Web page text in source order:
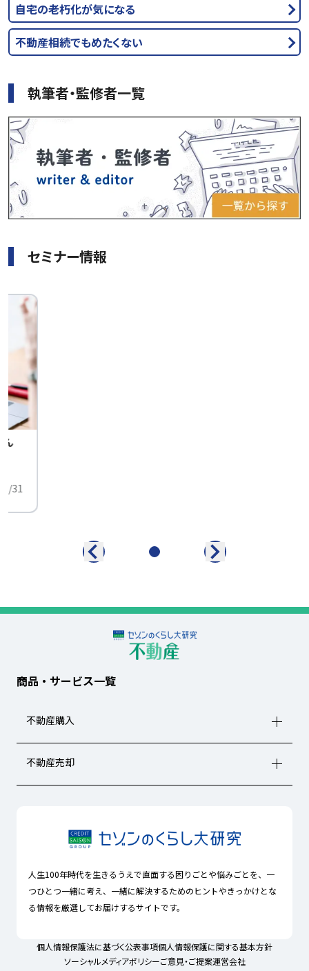
自宅の老朽化が気になる
不動産相続でもめたくない
執筆者・監修者一覧
セミナー情報
ん
31
商品・サービス一覧
不動産購入
不動産売却
人生100年時代を生きるうえで直面する困りごとや悩みごとを、一
つひとつ一緒に考え、一緒に解決するためのヒントやきっかけとな
る情報を厳選してお届けするサイトです。
個人情報保護法に基づく公表事項個人情報保護に関する基本方針
ソーシャルメディアポリシーご意見・ご提案運営会社